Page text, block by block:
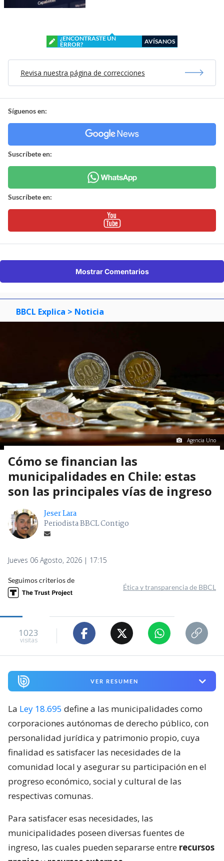
¿ENCONTRASTE UN
ERROR?
AVÍSANOS
Revisa nuestra página de correcciones
Síguenos en:
Suscríbete en:
Suscríbete en:
Mostrar Comentarios
BBCL Explica > Noticia
Agencia Uno
Cómo se financian las
municipalidades en Chile: estas
son las principales vías de ingreso
Jeser Lara
Periodista BBCL Contigo
Jueves 06 Agosto, 2026 | 17:15
Seguimos criterios de
Ética y transparencia de BBCL
1023
visitas
VER RESUMEN
La Ley 18.695 define a las municipalidades como
corporaciones autónomas de derecho público, con
personalidad jurídica y patrimonio propio, cuya
finalidad es satisfacer las necesidades de la
comunidad local y asegurar su participación en el
progreso económico, social y cultural de las
respectivas comunas.
Para satisfacer esas necesidades, las
municipalidades poseen diversas fuentes de
ingreso, las cuales pueden separarse entre recursos